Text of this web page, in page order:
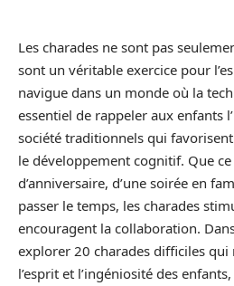
Les charades ne sont pas
sont un véritable exercice pour
navigue dans un monde où la
essentiel de rappeler aux enfants
société traditionnels qui
le développement cognitif. Que
d’anniversaire, d’une soirée en
passer le temps, les charades
encouragent la collaboration.
explorer 20 charades difficiles qui
l’esprit et l’ingéniosité des